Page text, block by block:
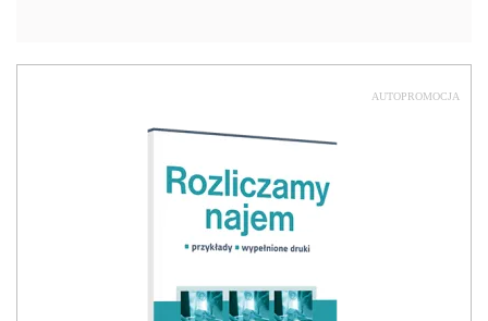
AUTOPROMOCJA